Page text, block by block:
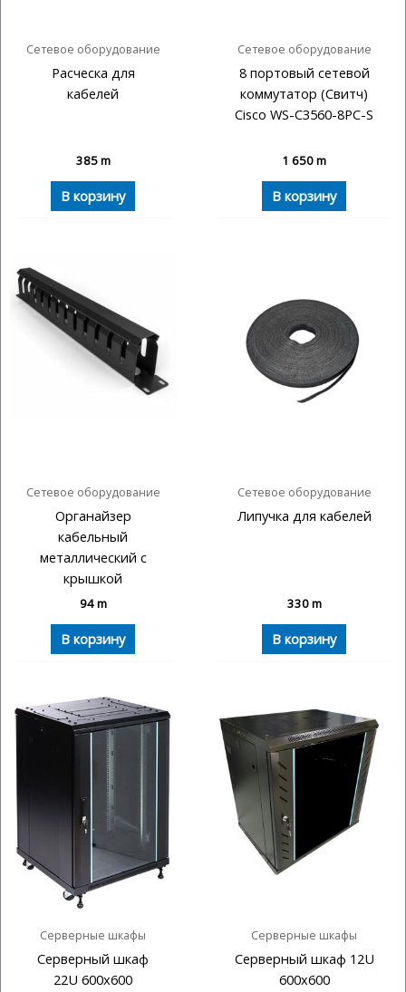
Сетевое оборудование
Расческа для
кабелей
385m
В корзину
Сетевое оборудование
8 портовый сетевой
коммутатор (Свитч)
Cisco WS-C3560-8PC-S
1 650m
В корзину
Сетевое оборудование
Органайзер
кабельный
металлический с
крышкой
94m
В корзину
Сетевое оборудование
Липучка для кабелей
330m
В корзину
Серверные шкафы
Серверный шкаф
22U 600х600
Серверные шкафы
Серверный шкаф 12U
600х600